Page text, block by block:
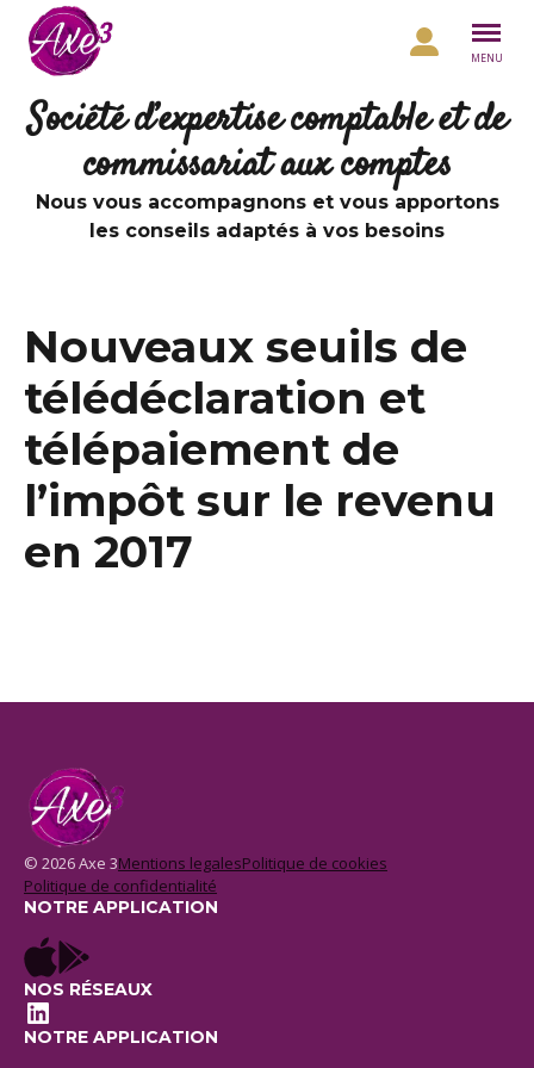
Aller au contenu
MENU
Société d’expertise comptable et de
commissariat aux comptes
Nous vous accompagnons et vous apportons
les conseils adaptés à vos besoins
Nouveaux seuils de
télédéclaration et
télépaiement de
l’impôt sur le revenu
en 2017
© 2026 Axe 3Mentions legalesPolitique de cookies
Politique de confidentialité
NOTRE APPLICATION
NOS RÉSEAUX
LinkedIn
NOTRE APPLICATION